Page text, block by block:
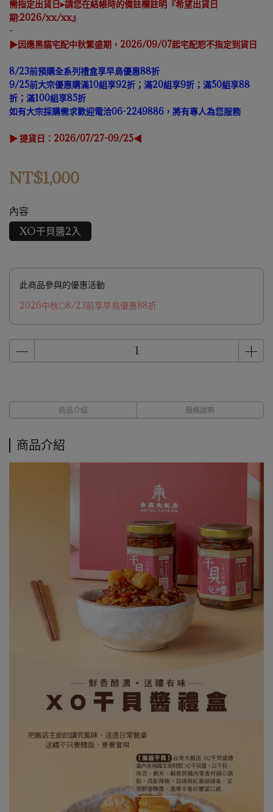
需指定出貨日▸請您在結帳時的備註欄註明『希望出貨日
期:2026/xx/xx』
-
▶因應黑貓宅配中秋繁盛期，2026/09/07起宅配恕不指定到貨日
8/23前預購全系列禮盒享早鳥優惠88折
9/25前大宗優惠購滿10組享92折；滿20組享9折；滿50組享88
折；滿100組享85折
如有大宗採購需求歡迎電洽06-2249886，將有專人為您服務
▶ 提貨日：2026/07/27-09/25◀
NT$1,000
內容
XO干貝醬2入
此商品參與的優惠活動
2026中秋🌕8/23前享早鳥優惠88折
商品介紹 規格說明
商品介紹